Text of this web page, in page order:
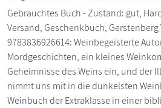
Gebrauchtes Buch - Zustand: gut,
Versand, Geschenkbuch, Gerstenberg
9783836926614: Weinbegeisterte
Mordgeschichten, ein kleines
Geheimnisse des Weins ein, und der
nimmt uns mit in die dunkelsten
Weinbuch der Extraklasse in einer